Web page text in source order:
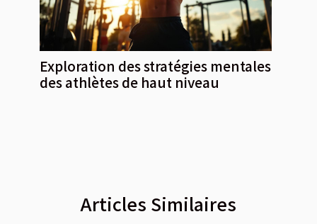
Exploration des stratégies mentales
des athlètes de haut niveau
Articles Similaires